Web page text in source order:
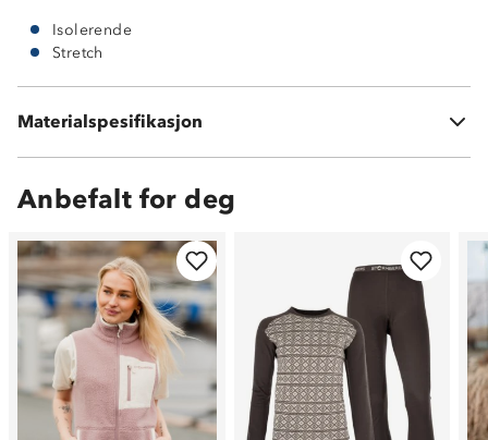
Isolerende
Stretch
Materialspesifikasjon
Kontrastfelt: 98 % bmull, 2 % spandex
Anbefalt for deg